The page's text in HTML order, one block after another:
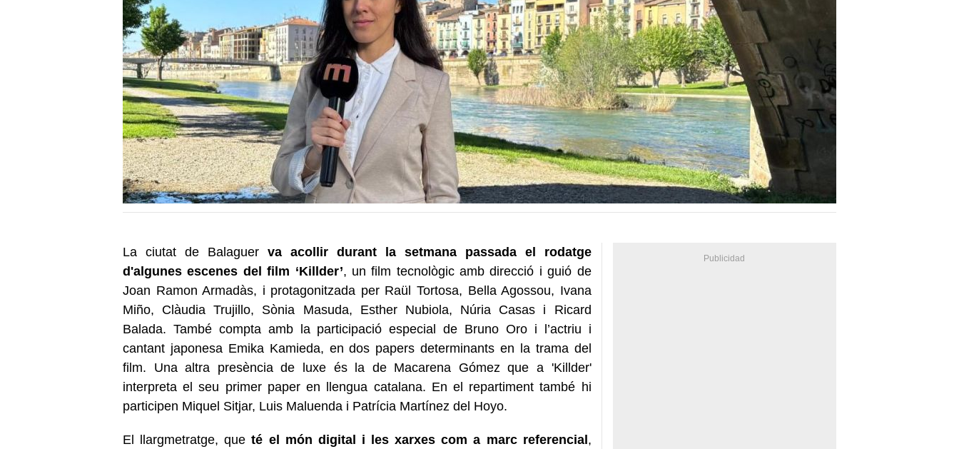
La ciutat de Balaguer va acollir durant la setmana passada el rodatge
d'algunes escenes del film ‘Killder’, un film tecnològic amb direcció i guió de
Joan Ramon Armadàs, i protagonitzada per Raül Tortosa, Bella Agossou, Ivana
Miño, Clàudia Trujillo, Sònia Masuda, Esther Nubiola, Núria Casas i Ricard
Balada. També compta amb la participació especial de Bruno Oro i l’actriu i
cantant japonesa Emika Kamieda, en dos papers determinants en la trama del
film. Una altra presència de luxe és la de Macarena Gómez que a 'Killder'
interpreta el seu primer paper en llengua catalana. En el repartiment també hi
participen Miquel Sitjar, Luis Maluenda i Patrícia Martínez del Hoyo.
El llargmetratge, queté el món digital i les xarxes com a marc referencial,